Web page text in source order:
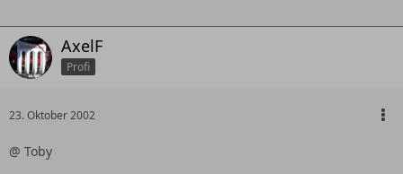
AxelF
Profi
23. Oktober 2002
@ Toby